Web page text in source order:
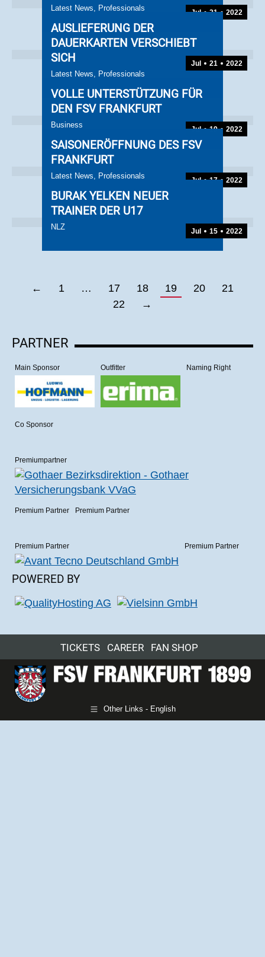
Jul 21 2022
Latest News, Professionals
Jul 21 2022
AUSLIEFERUNG DER
DAUERKARTEN VERSCHIEBT
SICH
Latest News, Professionals
Jul 19 2022
VOLLE UNTERSTÜTZUNG FÜR
DEN FSV FRANKFURT
Business
Jul 17 2022
SAISONERÖFFNUNG DES FSV
FRANKFURT
Latest News, Professionals
Jul 15 2022
BURAK YELKEN NEUER
TRAINER DER U17
NLZ
← 1 … 17 18 19 20
21
22
→
PARTNER
Main Sponsor Outfitter Naming Right
Co Sponsor
Premiumpartner
Premium Partner Premium Partner
Premium Partner Premium Partner
POWERED BY
TICKETS CAREER FAN SHOP
Other Links - English